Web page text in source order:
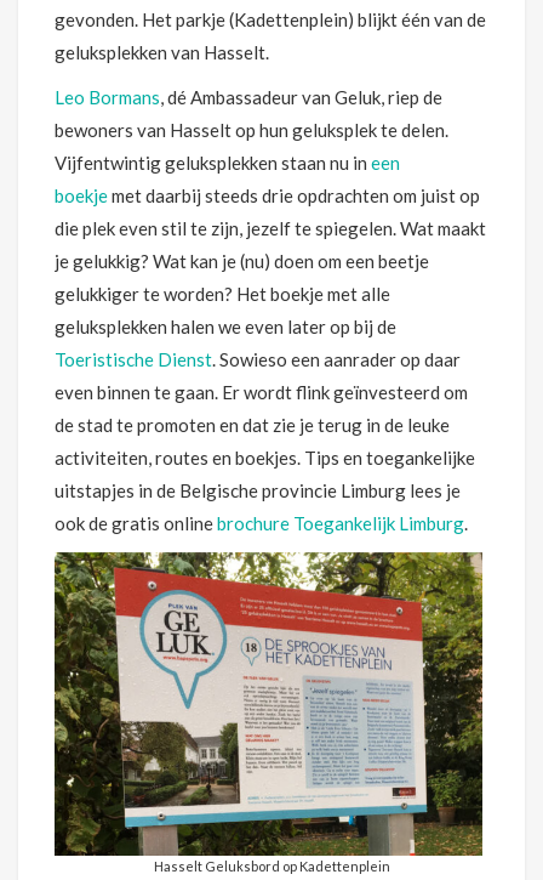
gevonden. Het parkje (Kadettenplein) blijkt één van de
geluksplekken van Hasselt.
Leo Bormans, dé Ambassadeur van Geluk, riep de
bewoners van Hasselt op hun geluksplek te delen.
Vijfentwintig geluksplekken staan nu in een
boekjemet daarbij steeds drie opdrachten om juist op
die plek even stil te zijn, jezelf te spiegelen. Wat maakt
je gelukkig? Wat kan je (nu) doen om een beetje
gelukkiger te worden? Het boekje met alle
geluksplekken halen we even later op bij de
Toeristische Dienst. Sowieso een aanrader op daar
even binnen te gaan. Er wordt flink geïnvesteerd om
de stad te promoten en dat zie je terug in de leuke
activiteiten, routes en boekjes. Tips en toegankelijke
uitstapjes in de Belgische provincie Limburg lees je
ook de gratis onlinebrochure Toegankelijk Limburg.
Hasselt Geluksbord op Kadettenplein